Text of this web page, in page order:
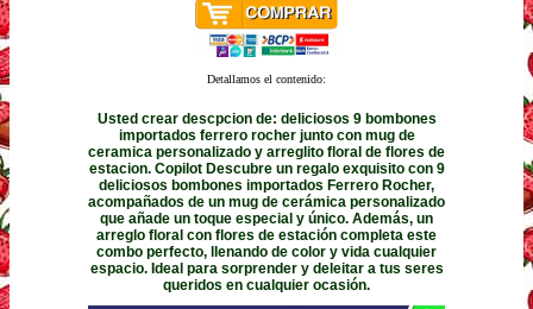
Detallamos el contenido:
Usted crear descpcion de: deliciosos 9 bombones
importados ferrero rocher junto con mug de
ceramica personalizado y arreglito floral de flores de
estacion. Copilot Descubre un regalo exquisito con 9
deliciosos bombones importados Ferrero Rocher,
acompañados de un mug de cerámica personalizado
que añade un toque especial y único. Además, un
arreglo floral con flores de estación completa este
combo perfecto, llenando de color y vida cualquier
espacio. Ideal para sorprender y deleitar a tus seres
queridos en cualquier ocasión.